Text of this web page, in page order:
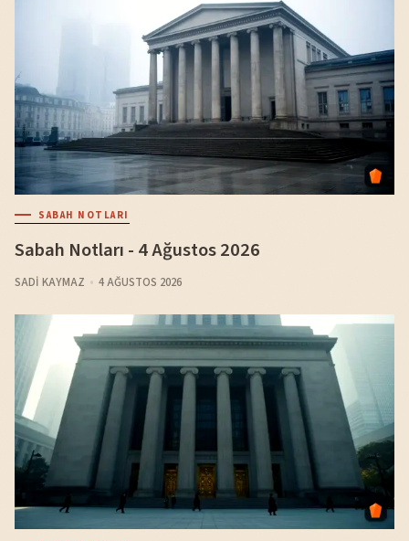
SABAH NOTLARI
Sabah Notları - 4 Ağustos 2026
SADI KAYMAZ 4 AĞUSTOS 2026